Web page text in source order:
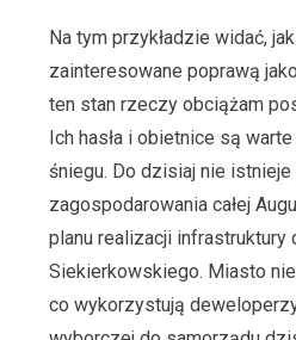
Na tym przykładzie widać,
zainteresowane poprawą
ten stan rzeczy obciążam
Ich hasła i obietnice są
śniegu. Do dzisiaj nie istnieje
zagospodarowania całej
planu realizacji infrastruktury
Siekierkowskiego. Miasto
co wykorzystują